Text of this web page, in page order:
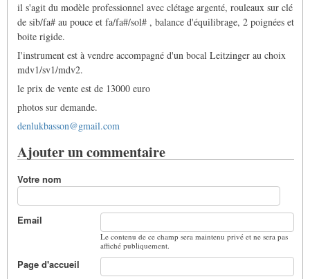
il s'agit du modèle professionnel avec clétage argenté, rouleaux sur clé
de sib/fa# au pouce et fa/fa#/sol# , balance d'équilibrage, 2 poignées et
boite rigide.
I'instrument est à vendre accompagné d'un bocal Leitzinger au choix
mdv1/sv1/mdv2.
le prix de vente est de 13000 euro
photos sur demande.
denlukbasson@gmail.com
Ajouter un commentaire
Votre nom
Email
Le contenu de ce champ sera maintenu privé et ne sera pas
affiché publiquement.
Page d'accueil